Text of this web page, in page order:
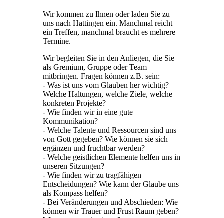
Wir kommen zu Ihnen oder laden Sie zu
uns nach Hattingen ein. Manchmal reicht
ein Treffen, manchmal braucht es mehrere
Termine.
Wir begleiten Sie in den Anliegen, die Sie
als Gremium, Gruppe oder Team
mitbringen. Fragen können z.B. sein:
- Was ist uns vom Glauben her wichtig?
Welche Haltungen, welche Ziele, welche
konkreten Projekte?
- Wie finden wir in eine gute
Kommunikation? ‎
- Welche Talente und Ressourcen sind uns
von Gott gegeben? Wie können sie sich
ergänzen und fruchtbar werden?
- Welche geistlichen Elemente helfen uns in
unseren Sitzungen?
- Wie finden wir zu tragfähigen
Entscheidungen? Wie kann der Glaube uns
als Kompass helfen?
- Bei Veränderungen und Abschieden: Wie
können wir Trauer und Frust Raum geben?